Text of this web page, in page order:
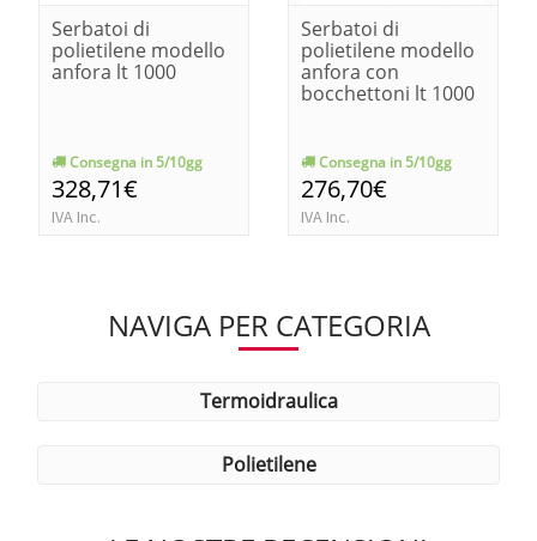
Serbatoi di
polietilene modello
anfora lt 1000
Consegna in 5/10gg
328,71€
IVA Inc.
Serbatoi di
polietilene modello
anfora con
bocchettoni lt 1000
Consegna in 5/10gg
276,70€
IVA Inc.
NAVIGA PER CATEGORIA
termoidraulica
polietilene